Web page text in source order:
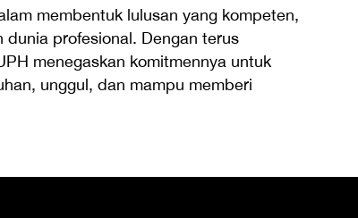
membentuk lulusan yang kompeten,
profesional. Dengan terus
menegaskan komitmennya untuk
unggul, dan mampu memberi